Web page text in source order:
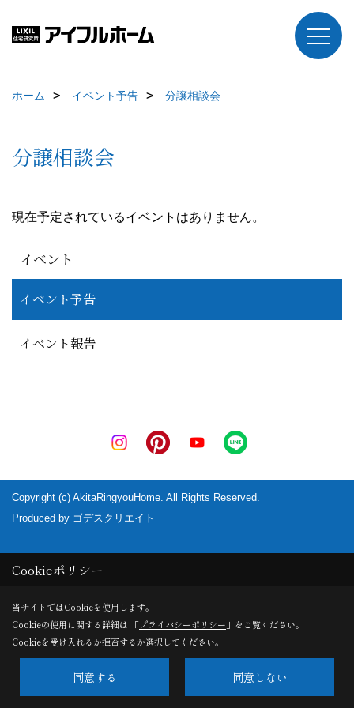
ホーム イベント予告 分譲相談会
分譲相談会
現在予定されているイベントはありません。
イベント
イベント予告
イベント報告
Copyright (c) AkitaRingyouHome. All Rights Reserved.
Produced by ゴデスクリエイト
Cookieポリシー
当サイトではCookieを使用します。
Cookieの使用に関する詳細は 「プライバシーポリシー 」をご覧ください。
Cookieを受け入れるか拒否するか選択してください。
同意する 同意しない